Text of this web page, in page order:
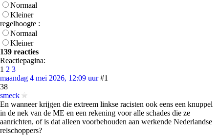
Normaal
Kleiner
regelhoogte :
Normaal
Kleiner
139 reacties
Reactiepagina:
1 2 3
maandag 4 mei 2026, 12:09 uur #1
38
smeck
En wanneer krijgen die extreem linkse racisten ook eens een knuppel
in de nek van de ME en een rekening voor alle schades die ze
aanrichten, of is dat alleen voorbehouden aan werkende Nederlandse
relschoppers?